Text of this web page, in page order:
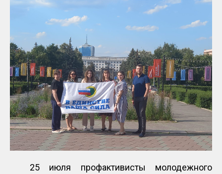
25 июля профактивисты молодежного